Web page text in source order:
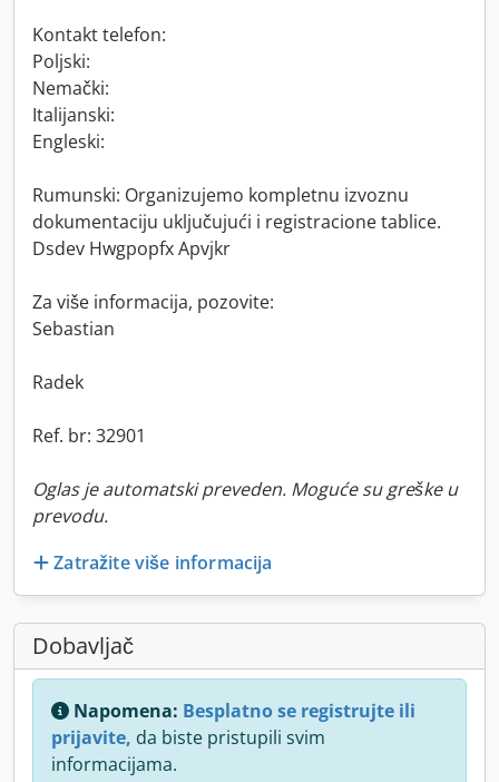
Kontakt telefon:
Poljski:
Nemački:
Italijanski:
Engleski:
Rumunski: Organizujemo kompletnu izvoznu
dokumentaciju uključujući i registracione tablice.
Dsdev Hwgpopfx Apvjkr
Za više informacija, pozovite:
Sebastian
Radek
Ref. br: 32901
Oglas je automatski preveden. Moguće su greške u
prevodu.
Zatražite više informacija
Dobavljač
Napomena: Besplatno se registrujte ili
prijavite, da biste pristupili svim
informacijama.